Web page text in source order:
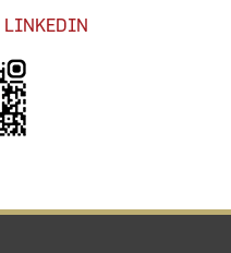
LINKEDIN